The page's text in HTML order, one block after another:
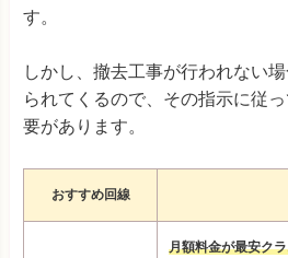
す。
しかし、撤去工事が行われない
られてくるので、その指示に従
要があります。
おすすめ回線
月額料金が最安ク